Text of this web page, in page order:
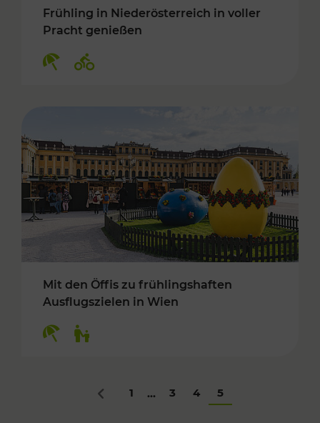
Frühling in Niederösterreich in voller
Pracht genießen
Mit den Öffis zu frühlingshaften
Ausflugszielen in Wien
Zurück
1 ... 3 4 5